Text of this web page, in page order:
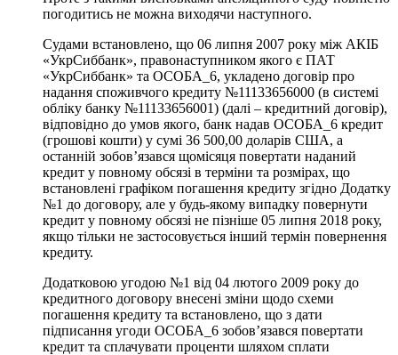
погодитись не можна виходячи наступного.
Судами встановлено, що 06 липня 2007 року між АКІБ
«УкрСиббанк», правонаступником якого є ПАТ
«УкрСиббанк» та ОСОБА_6, укладено договір про
надання споживчого кредиту №11133656000 (в системі
обліку банку №11133656001) (далі – кредитний договір),
відповідно до умов якого, банк надав ОСОБА_6 кредит
(грошові кошти) у сумі 36 500,00 доларів США, а
останній зобов’язався щомісяця повертати наданий
кредит у повному обсязі в терміни та розмірах, що
встановлені графіком погашення кредиту згідно Додатку
№1 до договору, але у будь-якому випадку повернути
кредит у повному обсязі не пізніше 05 липня 2018 року,
якщо тільки не застосовується інший термін повернення
кредиту.
Додатковою угодою №1 від 04 лютого 2009 року до
кредитного договору внесені зміни щодо схеми
погашення кредиту та встановлено, що з дати
підписання угоди ОСОБА_6 зобов’язався повертати
кредит та сплачувати проценти шляхом сплати